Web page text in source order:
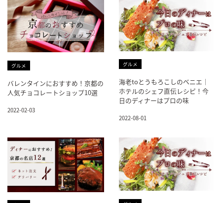
グルメ
バレンタインにおすすめ！京都の
人気チョコレートショップ10選
2022-02-03
グルメ
海老toとうもろこしのベニエ｜
ホテルのシェフ直伝レシピ！今
日のディナーはプロの味
2022-08-01